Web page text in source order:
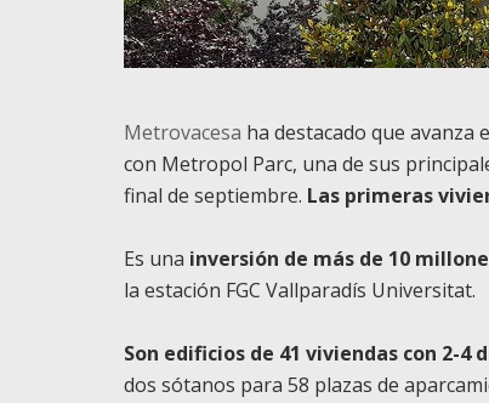
Metrovacesa ha destacado que avanza
con Metropol Parc, una de sus
final de septiembre. Las primeras
Es una inversión de más de 10
la estación FGC Vallparadís Universitat.
Son edificios de 41 viviendas con 2-4
dos sótanos para 58 plazas de